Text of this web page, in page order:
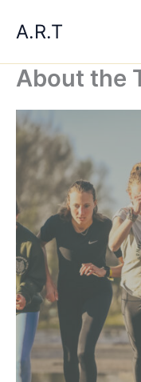
naar
inhoud
A.R.T
About the